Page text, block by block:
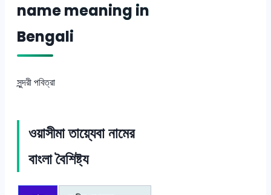
name meaning in
Bengali
সুন্দরী পবিত্রা
ওয়াসীমা তায়্যেবা নামের
বাংলা বৈশিষ্ট্য